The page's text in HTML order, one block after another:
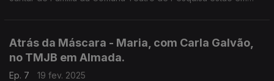
Atrás da Máscara - Maria, com Carla Galvão,
no TMJB em Almada.
Ep. 7
19 fev. 2025